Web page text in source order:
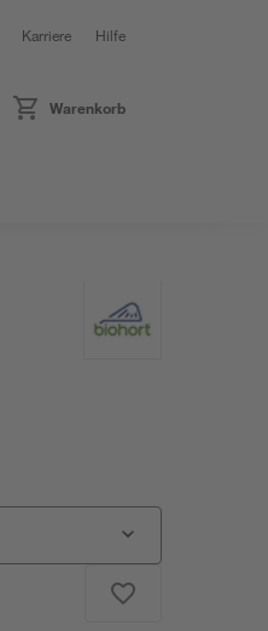
Karriere Hilfe
Warenkorb